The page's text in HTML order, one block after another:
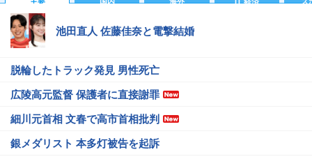
池田直人 佐藤佳奈と電撃結婚
脱輪したトラック発見 男性死亡
広陵高元監督 保護者に直接謝罪
細川元首相 文春で高市首相批判
銀メダリスト 本多灯被告を起訴